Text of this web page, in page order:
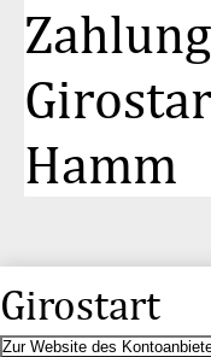
Hamm
Girostart
Zur Website des